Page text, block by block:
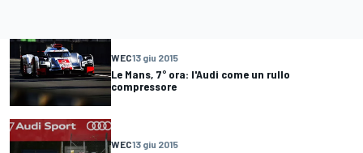
WEC13 giu 2015
Le Mans, 7° ora: l'Audi come un rullo
compressore
WEC13 giu 2015